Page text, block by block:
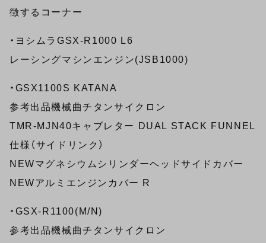
徴するコーナー
・ヨシムラGSX-R1000 L6
レーシングマシンエンジン(JSB1000)
・GSX1100S KATANA
参考出品機械曲チタンサイクロン
TMR-MJN40キャブレター DUAL STACK FUNNEL
仕様（サイドリンク）
NEWマグネシウムシリンダーヘッドサイドカバー
NEWアルミエンジンカバー R
・GSX-R1100(M/N)
参考出品機械曲チタンサイクロン